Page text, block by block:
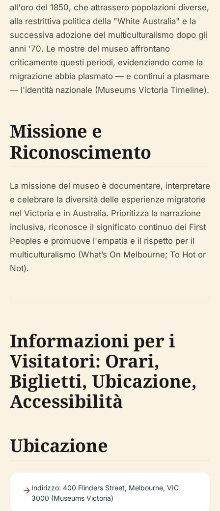
all'oro del 1850, che attrassero popolazioni diverse,
alla restrittiva politica della "White Australia" e la
successiva adozione del multiculturalismo dopo gli
anni '70. Le mostre del museo affrontano
criticamente questi periodi, evidenziando come la
migrazione abbia plasmato — e continui a plasmare
— l'identità nazionale (Museums Victoria Timeline).
Missione e
Riconoscimento
La missione del museo è documentare, interpretare
e celebrare la diversità delle esperienze migratorie
nel Victoria e in Australia. Prioritizza la narrazione
inclusiva, riconosce il significato continuo dei First
Peoples e promuove l'empatia e il rispetto per il
multiculturalismo (What’s On Melbourne; To Hot or
Not).
Informazioni per i
Visitatori: Orari,
Biglietti, Ubicazione,
Accessibilità
Ubicazione
Indirizzo: 400 Flinders Street, Melbourne, VIC
3000 (Museums Victoria)